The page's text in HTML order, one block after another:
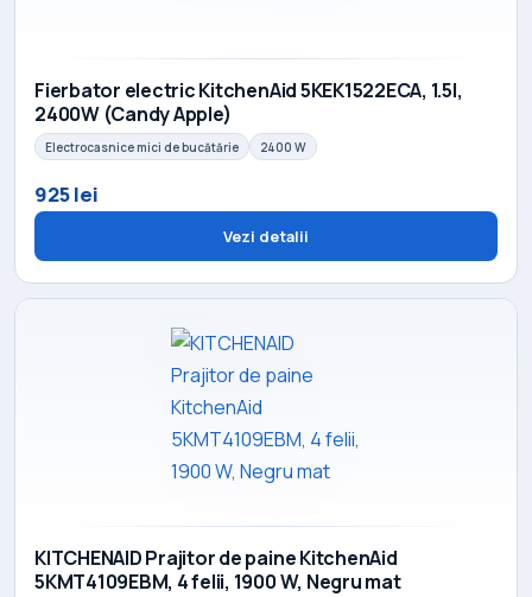
Fierbator electric KitchenAid 5KEK1522ECA, 1.5l,
2400W (Candy Apple)
Electrocasnice mici de bucătărie 2400 W
925 lei
Vezi detalii
KITCHENAID Prajitor de paine KitchenAid
5KMT4109EBM, 4 felii, 1900 W, Negru mat